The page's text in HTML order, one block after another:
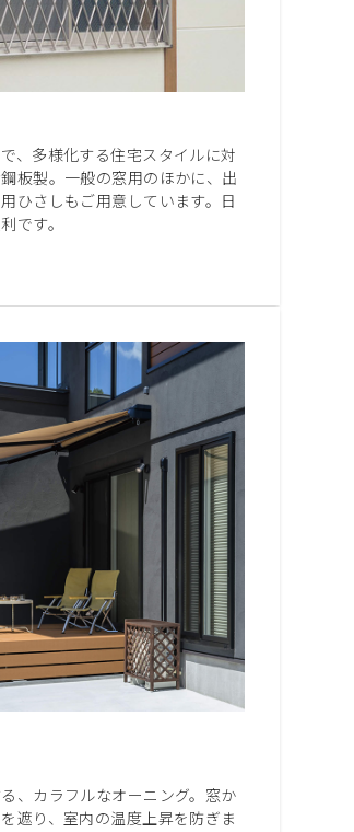
、多様化する住宅スタイルに対
板製。一般の窓用のほかに、出
ひさしもご用意しています。日
です。
、カラフルなオーニング。窓か
遮り、室内の温度上昇を防ぎま